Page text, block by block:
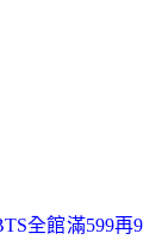
全館滿599再9